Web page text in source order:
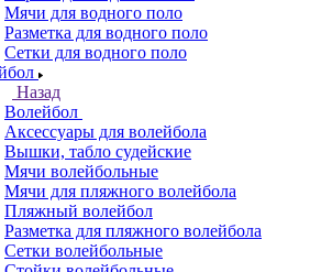
Мячи для водного поло
Разметка для водного поло
Сетки для водного поло
Назад
Волейбол
Аксессуары для волейбола
Вышки, табло судейские
Мячи волейбольные
Мячи для пляжного волейбола
Пляжный волейбол
Разметка для пляжного волейбола
Сетки волейбольные